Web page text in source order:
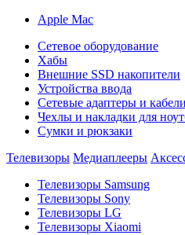
Apple Mac
Сетевое оборудование
Хабы
Внешние SSD накопители
Устройства ввода
Сетевые адаптеры и кабели
Чехлы и накладки для
Сумки и рюкзаки
Телевизоры Медиаплееры
Телевизоры Samsung
Телевизоры Sony
Телевизоры LG
Телевизоры Xiaomi